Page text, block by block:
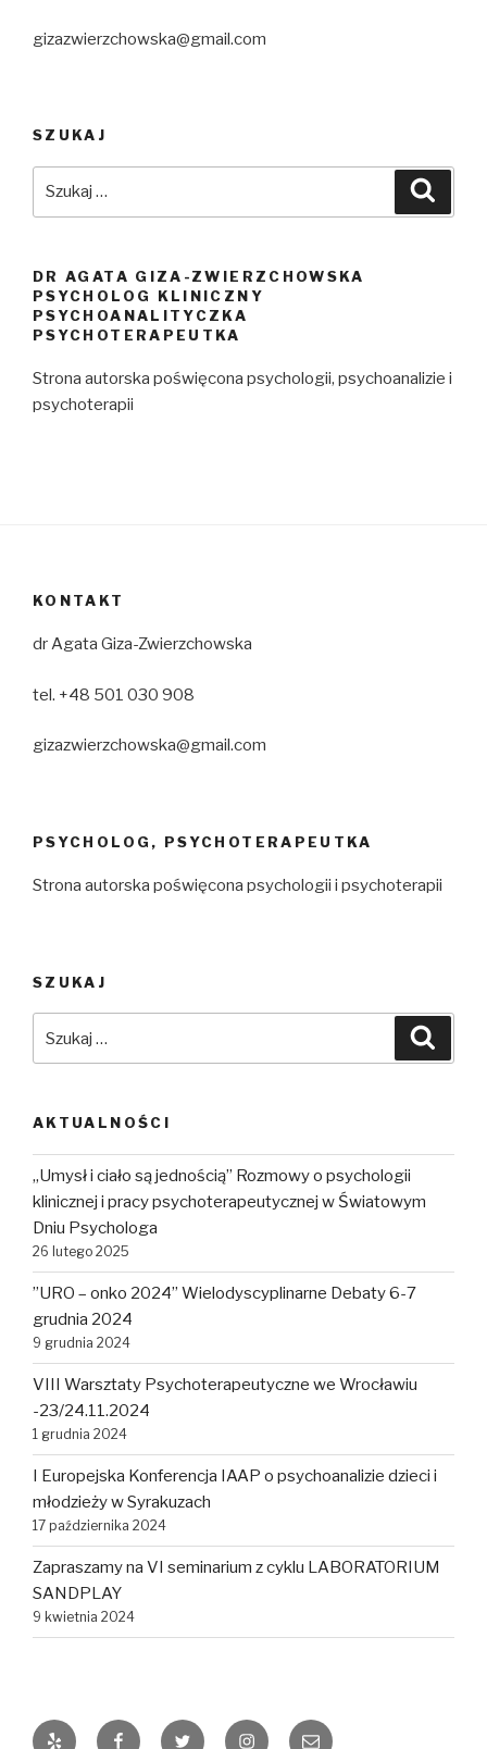
gizazwierzchowska@gmail.com
SZUKAJ
DR AGATA GIZA-ZWIERZCHOWSKA
PSYCHOLOG KLINICZNY
PSYCHOANALITYCZKA
PSYCHOTERAPEUTKA
Strona autorska poświęcona psychologii, psychoanalizie i
psychoterapii
KONTAKT
dr Agata Giza-Zwierzchowska
tel. +48 501 030 908
gizazwierzchowska@gmail.com
PSYCHOLOG, PSYCHOTERAPEUTKA
Strona autorska poświęcona psychologii i psychoterapii
SZUKAJ
AKTUALNOŚCI
„Umysł i ciało są jednością” Rozmowy o psychologii
klinicznej i pracy psychoterapeutycznej w Światowym
Dniu Psychologa
26 lutego 2025
”URO – onko 2024” Wielodyscyplinarne Debaty 6-7
grudnia 2024
9 grudnia 2024
VIII Warsztaty Psychoterapeutyczne we Wrocławiu
-23/24.11.2024
1 grudnia 2024
I Europejska Konferencja IAAP o psychoanalizie dzieci i
młodzieży w Syrakuzach
17 października 2024
Zapraszamy na VI seminarium z cyklu LABORATORIUM
SANDPLAY
9 kwietnia 2024
Yelp FacebookTwitter Instagram
E-